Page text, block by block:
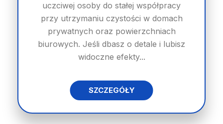
uczciwej osoby do stałej współpracy
przy utrzymaniu czystości w domach
prywatnych oraz powierzchniach
biurowych. Jeśli dbasz o detale i lubisz
widoczne efekty...
SZCZEGÓŁY